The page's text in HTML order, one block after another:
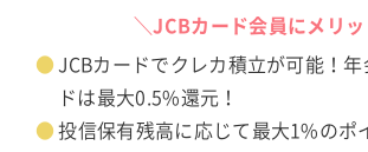
＼JCBカード会員にメリ
JCBカードでクレカ積立が可能！
ドは最大0.5%還元！
投信保有残高に応じて最大1%のポ